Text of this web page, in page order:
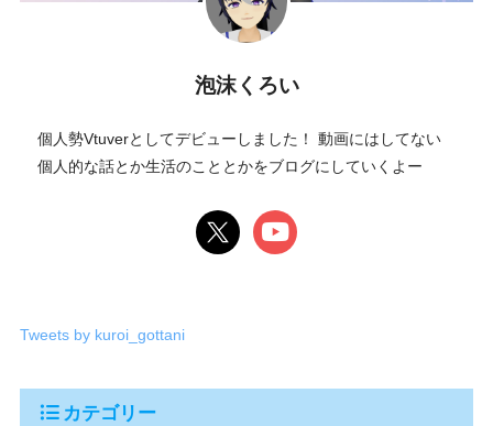
泡沫くろい
個人勢Vtuverとしてデビューしました！ 動画にはしてない
個人的な話とか生活のこととかをブログにしていくよー
Tweets by kuroi_gottani
カテゴリー